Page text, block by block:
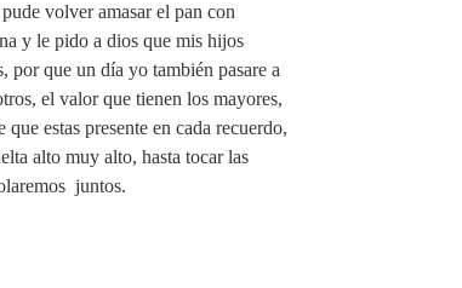
volver amasar el pan con
y le pido a dios que mis hijos
por que un día yo también pasare a
el valor que tienen los mayores,
estas presente en cada recuerdo,
alto muy alto, hasta tocar las
juntos.